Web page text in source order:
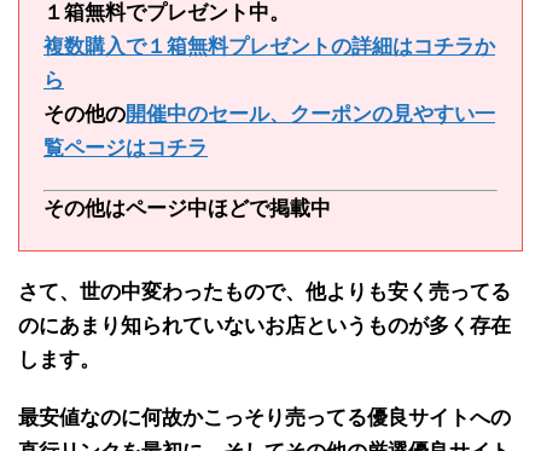
１箱無料でプレゼント中。
複数購入で１箱無料プレゼントの詳細はコチラか
ら
その他の開催中のセール、クーポンの見やすい一
覧ページはコチラ
その他はページ中ほどで掲載中
さて、世の中変わったもので、 他よりも安く売ってる
のにあまり知られていないお店というものが多く存在
します。
最安値なのに何故かこっそり売ってる優良サイトへの